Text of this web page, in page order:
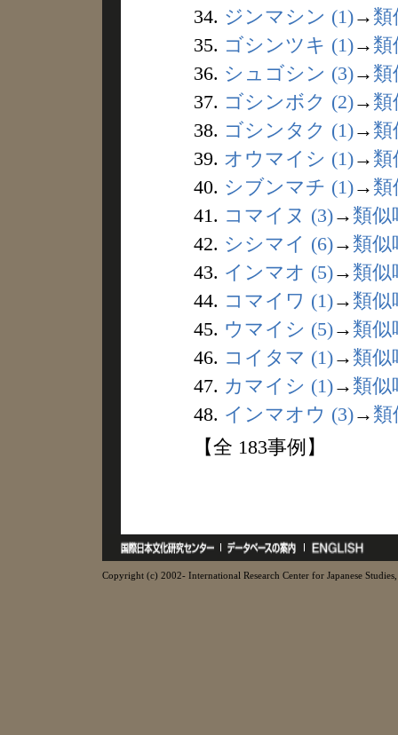
34. ジンマシン (1)→ 類
35. ゴシンツキ (1)→ 類
36. シュゴシン (3)→ 類
37. ゴシンボク (2)→ 類
38. ゴシンタク (1)→ 類
39. オウマイシ (1)→ 類
40. シブンマチ (1)→ 類
41. コマイヌ (3)→ 類似
42. シシマイ (6)→ 類似
43. インマオ (5)→ 類似
44. コマイワ (1)→ 類似
45. ウマイシ (5)→ 類似
46. コイタマ (1)→ 類似
47. カマイシ (1)→ 類似
48. インマオウ (3)→ 類
【全 183事例】
Copyright (c) 2002- International Research Center for Japanese